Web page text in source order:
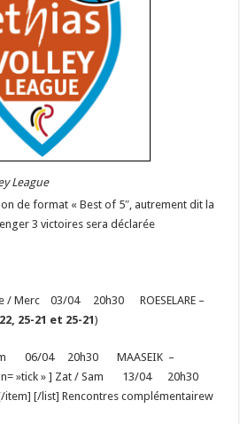
League
de format « Best of 5″, autrement dit la
3 victoires sera déclarée
/ Merc 03/04 20h30 ROESELARE –
25-21 et 25-21)
06/04 20h30 MAASEIK –
»tick » ] Zat / Sam 13/04 20h30
item] [/list] Rencontres complémentairew